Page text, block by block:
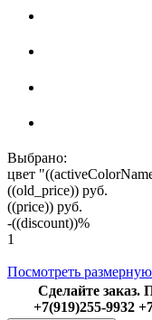
Выбрано:
цвет
((old_price)) руб.
((price)) руб.
-((discount))%
1
Посмотреть
Сделайте
+7(919)255-9932